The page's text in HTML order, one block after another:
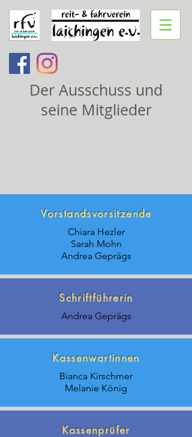
Der Ausschuss und
seine Mitglieder
Vorstandsvorsitzende
Chiara Hezler
Sarah Mohn
Andrea Geprägs
Schriftführerin
Andrea Geprägs
Kassenwartinnen
Bianca Kirschmer
Melanie König
Kassenprüfer